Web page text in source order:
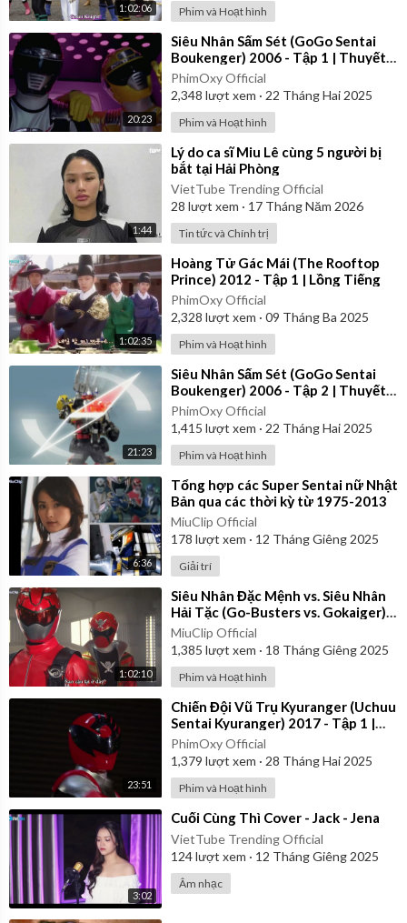
1:02:06 Phim và Hoạt hình
20:23
⁣Siêu Nhân Sấm Sét (GoGo Sentai
Boukenger) 2006 - Tập 1 | Thuyết
Minh
PhimOxy Official
2,348 lượt xem · 22 Tháng Hai 2025
Phim và Hoạt hình
1:44
⁣Lý do ca sĩ Miu Lê cùng 5 người bị
bắt tại Hải Phòng
VietTube Trending Official
28 lượt xem · 17 Tháng Năm 2026
Tin tức và Chính trị
1:02:35
⁣Hoàng Tử Gác Mái (The Rooftop
Prince) 2012 - Tập 1 | Lồng Tiếng
PhimOxy Official
2,328 lượt xem · 09 Tháng Ba 2025
Phim và Hoạt hình
21:23
⁣Siêu Nhân Sấm Sét (GoGo Sentai
Boukenger) 2006 - Tập 2 | Thuyết
Minh
PhimOxy Official
1,415 lượt xem · 22 Tháng Hai 2025
Phim và Hoạt hình
6:36
⁣Tổng hợp các Super Sentai nữ Nhật
Bản qua các thời kỳ từ 1975-2013
MiuClip Official
178 lượt xem · 12 Tháng Giêng 2025
Giải trí
1:02:10
⁣Siêu Nhân Đặc Mệnh vs. Siêu Nhân
Hải Tặc (Go-Busters vs. Gokaiger) |
Vietsub
MiuClip Official
1,385 lượt xem · 18 Tháng Giêng 2025
Phim và Hoạt hình
23:51
⁣Chiến Đội Vũ Trụ Kyuranger (Uchuu
Sentai Kyuranger) 2017 - Tập 1 |
Thuyết Minh
PhimOxy Official
1,379 lượt xem · 28 Tháng Hai 2025
Phim và Hoạt hình
3:02
⁣Cuối Cùng Thì Cover - Jack - Jena
VietTube Trending Official
124lượt xem · 12 Tháng Giêng 2025
Âm nhạc